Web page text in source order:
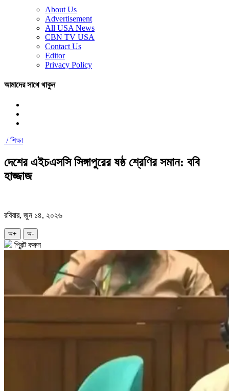
About Us
Advertisement
All USA News
CBN TV USA
Contact Us
Editor
Privacy Policy
আমাদের সাথে থাকুন
/শিক্ষা
দেশের এইচএসসি সিঙ্গাপুরের ষষ্ঠ শ্রেণির সমান: ববি
হাজ্জাজ
রবিবার, জুন ১৪, ২০২৬
অ+ অ-
প্রিন্ট করুন